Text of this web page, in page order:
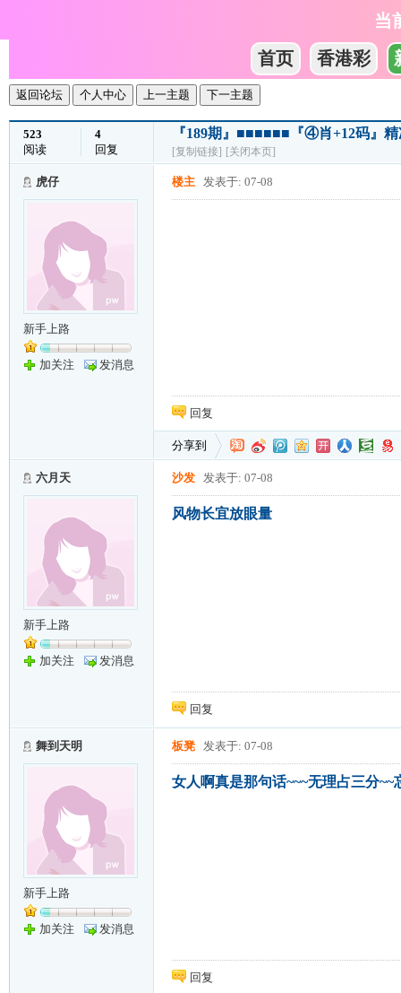
当
首页
香港彩
返回论坛 个人中心 上一主题 下一主题
523
阅读
4
回复
『189期』■■■■■■『④肖+12码』
[复制链接] [关闭本页]
虎仔
新手上路
加关注 发消息
楼主 发表于: 07-08
回复
分享到
六月天
新手上路
加关注 发消息
沙发 发表于: 07-08
风物长宜放眼量
回复
舞到天明
新手上路
加关注 发消息
板凳 发表于: 07-08
女人啊真是那句话~~~无理占三分
回复